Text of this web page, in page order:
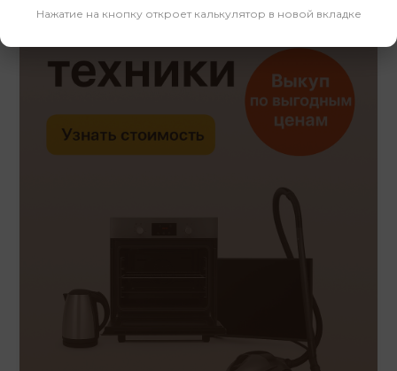
Нажатие на кнопку откроет калькулятор в новой вкладке